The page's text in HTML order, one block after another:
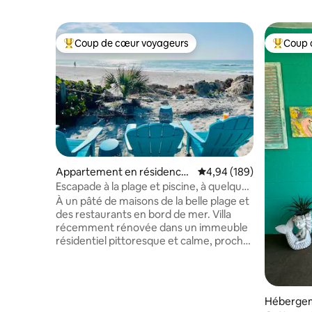
Coups de cœur voyageurs les plus appréciés
Coup de cœur voyageurs
Appartement en résidence
⋅ Bradenton Beach
Évaluation moyenne
4,94 (189)
Escapade à la plage et piscine, à quelques
pas de la plage et des restaurants
À un pâté de maisons de la belle plage et
des restaurants en bord de mer. Villa
récemment rénovée dans un immeuble
résidentiel pittoresque et calme, proche
Coups
Coup